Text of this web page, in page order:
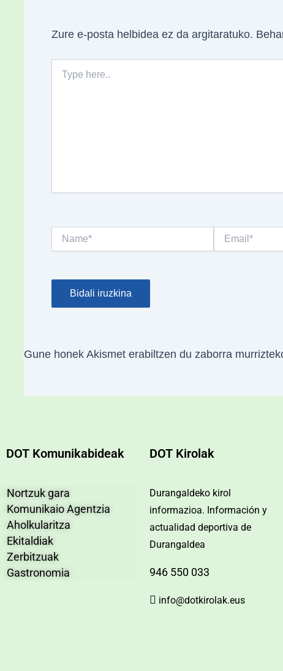
Zure e-posta helbidea ez da argitaratuko.
here..
Gune honek Akismet erabiltzen du zaborra
DOT Komunikabideak
Nortzuk gara
Komunikaio Agentzia
Aholkularitza
Ekitaldiak
Zerbitzuak
Gastronomia
DOT Kirolak
Durangaldeko kirol
informazioa. Información y
actualidad deportiva de
Durangaldea
946 550 033
info@dotkirolak.eus